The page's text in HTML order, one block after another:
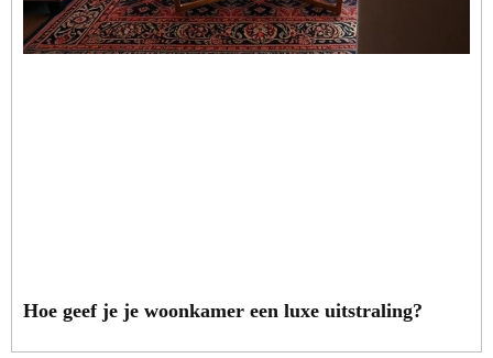
Hoe geef je je woonkamer een luxe uitstraling?